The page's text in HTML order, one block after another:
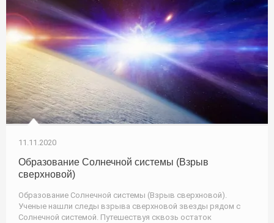
11.11.2020
Образование Солнечной системы (Взрыв
сверхновой)
Образование Солнечной системы (Взрыв сверхновой).
Ученые нашли следы взрыва сверхновой звезды рядом с
Солнечной системой. Путешествуя сквозь остаток